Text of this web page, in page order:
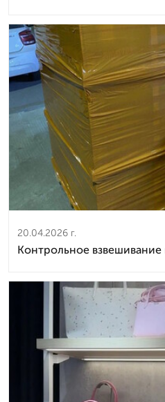
20.04.2026 г.
Контрольное взвешивание